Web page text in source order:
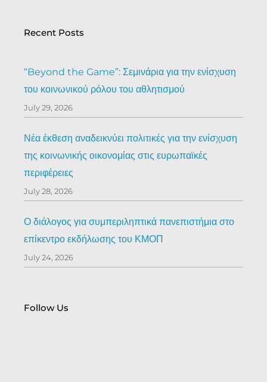
Recent Posts
“Beyond the Game”: Σεμινάρια για την ενίσχυση
του κοινωνικού ρόλου του αθλητισμού
July 29, 2026
Νέα έκθεση αναδεικνύει πολιτικές για την ενίσχυση
της κοινωνικής οικονομίας στις ευρωπαϊκές
περιφέρειες
July 28, 2026
Ο διάλογος για συμπεριληπτικά πανεπιστήμια στο
επίκεντρο εκδήλωσης του ΚΜΟΠ
July 24, 2026
Follow Us